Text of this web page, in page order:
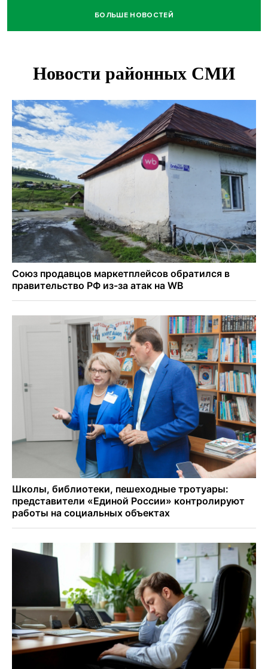
Новосибирский пенсионер насмерть забил тростью
Площадь у Монумента Славы в Новосибирске пошла
Африканский врач поразил новосибирцев в травмпункте
Академгородка
Покрытие рулежных дорожек обновили в аэропорту
Толмачево по нацпроекту
БОЛЬШЕ НОВОСТЕЙ